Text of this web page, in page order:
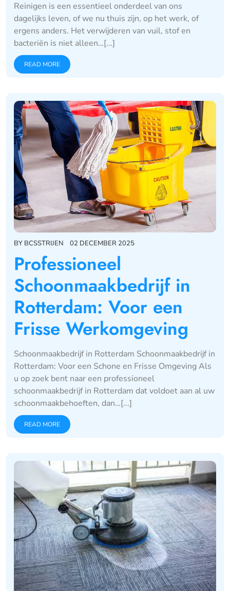
Reinigen is een essentieel onderdeel van ons
dagelijks leven, of we nu thuis zijn, op het werk, of
ergens anders. Het verwijderen van vuil, stof en
bacteriën is niet alleen…[...]
READ MORE
BY BCSSTRIJEN 02 DECEMBER 2025
Professioneel
Schoonmaakbedrijf in
Rotterdam: Voor een
Frisse Werkomgeving
Schoonmaakbedrijf in Rotterdam Schoonmaakbedrijf in
Rotterdam: Voor een Schone en Frisse Omgeving Als
u op zoek bent naar een professioneel
schoonmaakbedrijf in Rotterdam dat voldoet aan al uw
schoonmaakbehoeften, dan…[...]
READ MORE